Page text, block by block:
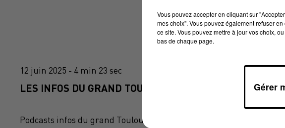
12 juin 2025 - 4 min 23 sec
LES INFOS DU GRAND TOULOUSE DU 12/06/2025 À 07H30
Podcasts infos du grand Toulouse
Vous pouvez accepter en cliquant sur
mes choix". Vous pouvez également refuser
ce site. Vous pouvez mettre à jour vos choix,
bas de chaque page.
Gérer